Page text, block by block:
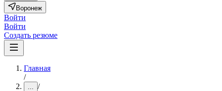
Воронеж
Войти
Войти
Создать резюме
Главная
/
... /